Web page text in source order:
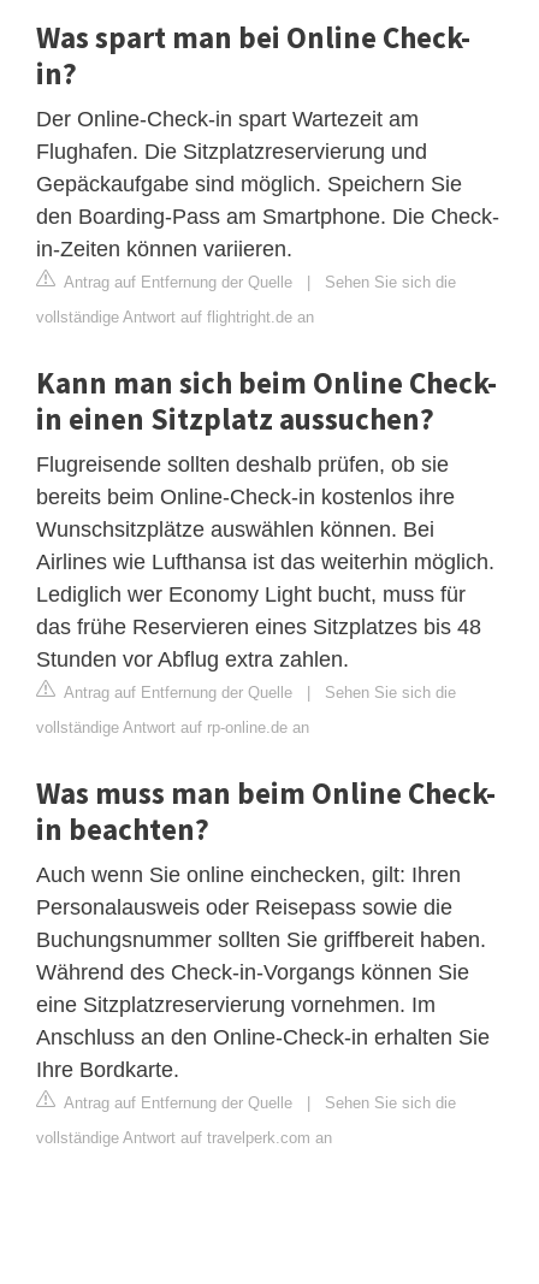
Was spart man bei Online Check-
in?
Der Online-Check-in spart Wartezeit am
Flughafen. Die Sitzplatzreservierung und
Gepäckaufgabe sind möglich. Speichern Sie
den Boarding-Pass am Smartphone. Die Check-
in-Zeiten können variieren.
Antrag auf Entfernung der Quelle | Sehen Sie sich die
vollständige Antwort auf flightright.de an
Kann man sich beim Online Check-
in einen Sitzplatz aussuchen?
Flugreisende sollten deshalb prüfen, ob sie
bereits beim Online-Check-in kostenlos ihre
Wunschsitzplätze auswählen können. Bei
Airlines wie Lufthansa ist das weiterhin möglich.
Lediglich wer Economy Light bucht, muss für
das frühe Reservieren eines Sitzplatzes bis 48
Stunden vor Abflug extra zahlen.
Antrag auf Entfernung der Quelle | Sehen Sie sich die
vollständige Antwort auf rp-online.de an
Was muss man beim Online Check-
in beachten?
Auch wenn Sie online einchecken, gilt: Ihren
Personalausweis oder Reisepass sowie die
Buchungsnummer sollten Sie griffbereit haben.
Während des Check-in-Vorgangs können Sie
eine Sitzplatzreservierung vornehmen. Im
Anschluss an den Online-Check-in erhalten Sie
Ihre Bordkarte.
Antrag auf Entfernung der Quelle | Sehen Sie sich die
vollständige Antwort auf travelperk.com an